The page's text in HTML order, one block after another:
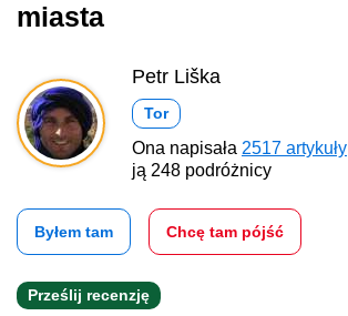
miasta
Petr Liška
Tor
Ona napisała 2517 artykuły
ją 248 podróżnicy
Byłem tam Chcę tam pójść
Prześlij recenzję